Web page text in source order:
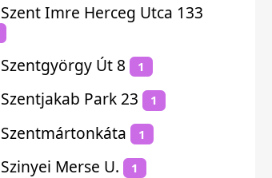
Szent Imre Herceg Utca 133
Szentgyörgy Út 8 1
Szentjakab Park 23 1
Szentmártonkáta 1
Szinyei Merse U. 1